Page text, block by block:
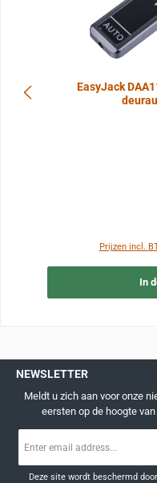
EasyJack
Prijzen incl.
In
NEWSLETTER
Meldt u zich aan voor onze
eersten op de hoogte
mailadres
Deze site wordt beschermd